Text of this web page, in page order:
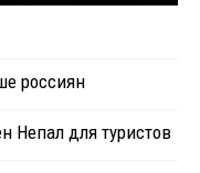
россиян
Непал для туристов